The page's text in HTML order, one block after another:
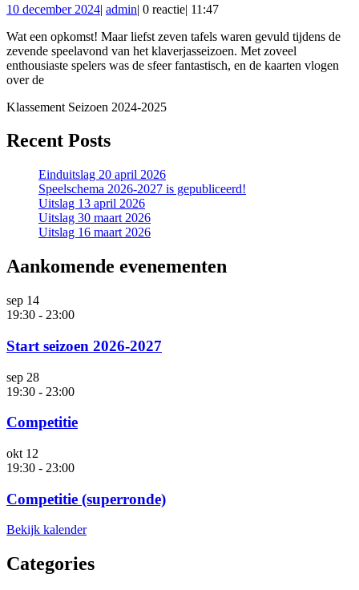
dec
2024
10 december 202410
2024
| adminadmin
| 0 reactie| 11:47
Wat een opkomst! Maar liefst zeven tafels waren gevuld tijdens de
zevende speelavond van het klaverjasseizoen. Met zoveel
enthousiaste spelers was de sfeer fantastisch, en de kaarten vlogen
over de
Klassement Seizoen 2024-2025
Recent Posts
Einduitslag 20 april 2026
Speelschema 2026-2027 is gepubliceerd!
Uitslag 13 april 2026
Uitslag 30 maart 2026
Uitslag 16 maart 2026
Aankomende evenementen
sep 14
19:30 - 23:00
Start seizoen 2026-2027
sep 28
19:30 - 23:00
Competitie
okt 12
19:30 - 23:00
Competitie (superronde)
Bekijk kalender
Categories